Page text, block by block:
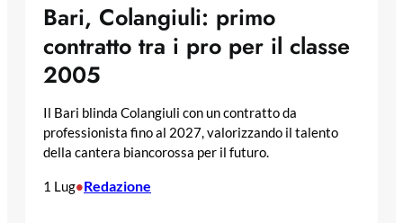
Bari, Colangiuli: primo
contratto tra i pro per il classe
2005
Il Bari blinda Colangiuli con un contratto da
professionista fino al 2027, valorizzando il talento
della cantera biancorossa per il futuro.
1 Lug•Redazione